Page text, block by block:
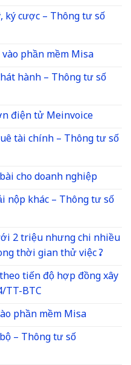
ký cược – Thông tư số
phần mềm Misa
hành – Thông tư số
điện tử Meinvoice
tài chính – Thông tư số
cho doanh nghiệp
nộp khác – Thông tư số
2 triệu nhưng chi nhiều
thời gian thử việc ?
tiến độ hợp đồng xây
TT-BTC
phần mềm Misa
– Thông tư số